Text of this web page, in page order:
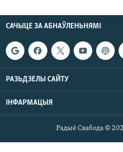
САЧЫЦЕ ЗА АБНАЎЛЕНЬНЯМІ
РАЗЬДЗЕЛЫ САЙТУ
ІНФАРМАЦЫЯ
Радыё Свабода ©